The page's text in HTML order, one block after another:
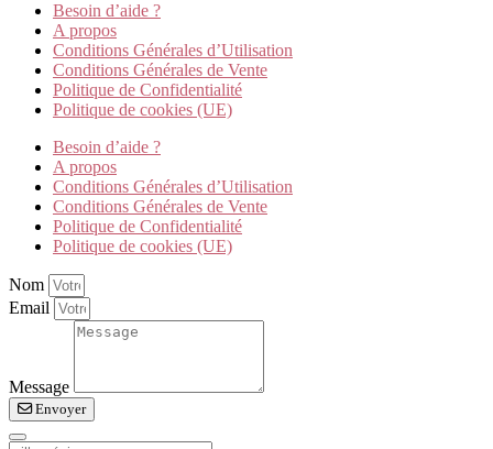
Besoin d’aide ?
A propos
Conditions Générales d’Utilisation
Conditions Générales de Vente
Politique de Confidentialité
Politique de cookies (UE)
Besoin d’aide ?
A propos
Conditions Générales d’Utilisation
Conditions Générales de Vente
Politique de Confidentialité
Politique de cookies (UE)
Nom
Email
Message
Envoyer